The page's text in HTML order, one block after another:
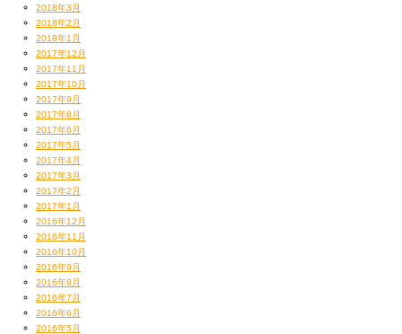
2018年3月
2018年2月
2018年1月
2017年12月
2017年11月
2017年10月
2017年9月
2017年8月
2017年6月
2017年5月
2017年4月
2017年3月
2017年2月
2017年1月
2016年12月
2016年11月
2016年10月
2016年9月
2016年8月
2016年7月
2016年6月
2016年5月